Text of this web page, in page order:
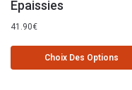
Épaissies
41.90€
Choix Des Options